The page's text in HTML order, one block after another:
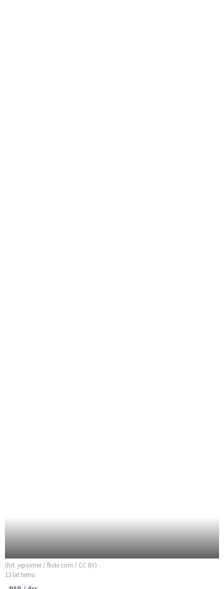
(fot. jepoirrier / flickr.com / CC BY)
13 lat temu